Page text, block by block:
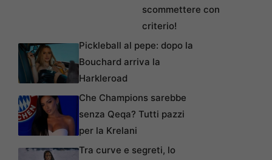
scommettere con
criterio!
Pickleball al pepe: dopo la
Bouchard arriva la
Harkleroad
Che Champions sarebbe
senza Qeqa? Tutti pazzi
per la Krelani
Tra curve e segreti, lo